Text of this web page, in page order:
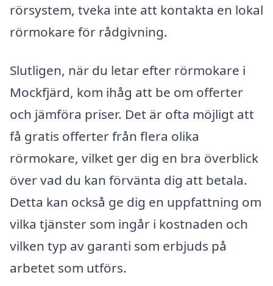
rörsystem, tveka inte att kontakta en lokal
rörmokare för rådgivning.
Slutligen, när du letar efter rörmokare i
Mockfjärd, kom ihåg att be om offerter
och jämföra priser. Det är ofta möjligt att
få gratis offerter från flera olika
rörmokare, vilket ger dig en bra överblick
över vad du kan förvänta dig att betala.
Detta kan också ge dig en uppfattning om
vilka tjänster som ingår i kostnaden och
vilken typ av garanti som erbjuds på
arbetet som utförs.